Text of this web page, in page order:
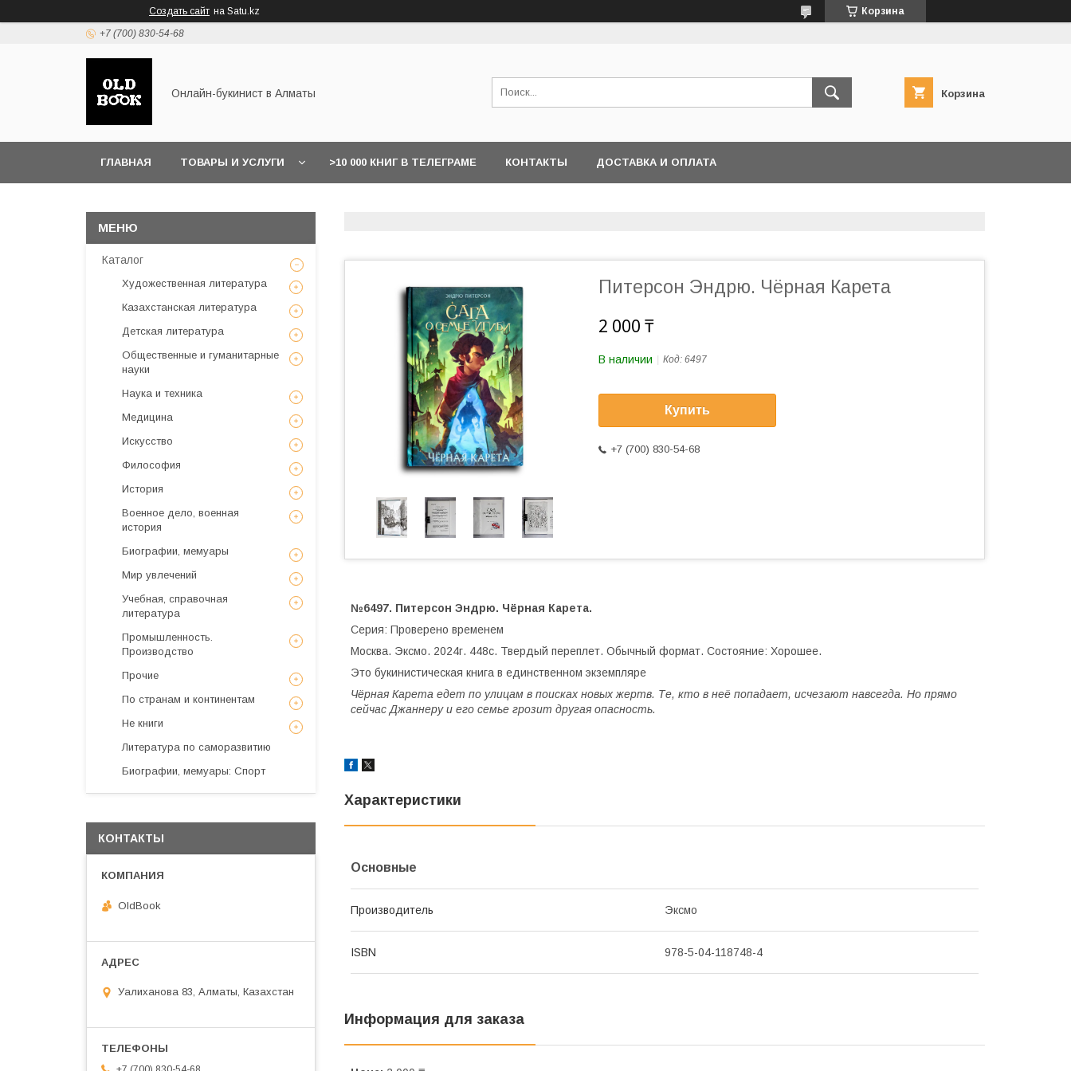
Создать сайт на Satu.kz Корзина
+7 (700) 830-54-68
Онлайн-букинист в Алматы Корзина
ГЛАВНАЯ ТОВАРЫ И УСЛУГИ >10 000 КНИГ В ТЕЛЕГРАМЕ КОНТАКТЫ ДОСТАВКА И ОПЛАТА
Питерсон Эндрю. Чёрная Карета
2 000 ₸
В наличии Код: 6497
Купить
+7 (700) 830-54-68
№6497. Питерсон Эндрю. Чёрная Карета.
Серия: Проверено временем
Москва. Эксмо. 2024г. 448с. Твердый переплет. Обычный формат. Состояние: Хорошее.
Это букинистическая книга в единственном экземпляре
Чёрная Карета едет по улицам в поисках новых жертв. Те, кто в неё попадает, исчезают навсегда. Но прямо
сейчас Джаннеру и его семье грозит другая опасность.
Характеристики
Основные
Производитель Эксмо
ISBN 978-5-04-118748-4
Информация для заказа
Каталог
Художественная литература
Казахстанская литература
Детская литература
Общественные и гуманитарные
науки
Наука и техника
Медицина
Искусствo
Философия
История
Военное дело, военная
история
Биографии, мемуары
Мир увлечений
Учебная, справочная
литература
Промышленность.
Производство
Прочие
По странам и континентам
Не книги
Литература по саморазвитию
Биографии, мемуары: Спорт
КОНТАКТЫ
OldBook
Уалиханова 83, Алматы, Казахстан